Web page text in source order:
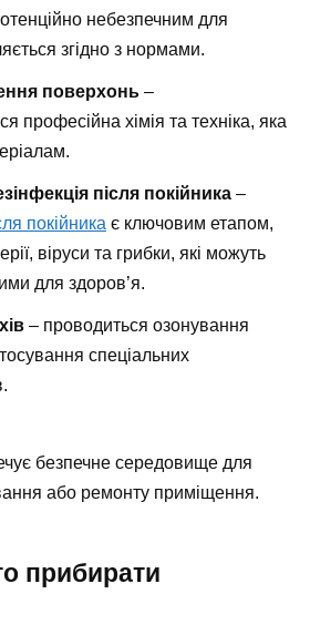
небезпечним для
згідно з нормами.
поверхонь –
професійна хімія та техніка, яка
після покійника –
покійника є ключовим етапом,
віруси та грибки, які можуть
для здоров’я.
– проводиться озонування
спеціальних
безпечне середовище для
або ремонту приміщення.
прибирати